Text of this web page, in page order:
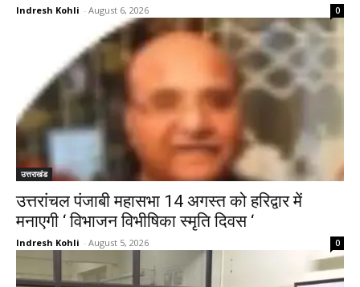
Indresh Kohli - August 6, 2026 0
उत्तराखंड
उत्तरांचल पंजाबी महासभा 14 अगस्त को हरिद्वार में
मनाएगी ‘ विभाजन विभीषिका स्मृति दिवस ‘
Indresh Kohli - August 5, 2026 0